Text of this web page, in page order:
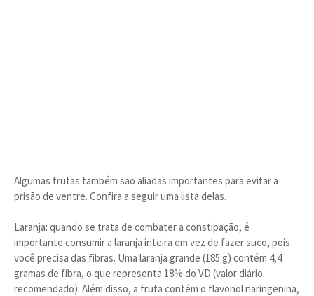
Algumas frutas também são aliadas importantes para evitar a
prisão de ventre. Confira a seguir uma lista delas.
Laranja: quando se trata de combater a constipação, é
importante consumir a laranja inteira em vez de fazer suco, pois
você precisa das fibras. Uma laranja grande (185 g) contém 4,4
gramas de fibra, o que representa 18% do VD (valor diário
recomendado). Além disso, a fruta contém o flavonol naringenina,